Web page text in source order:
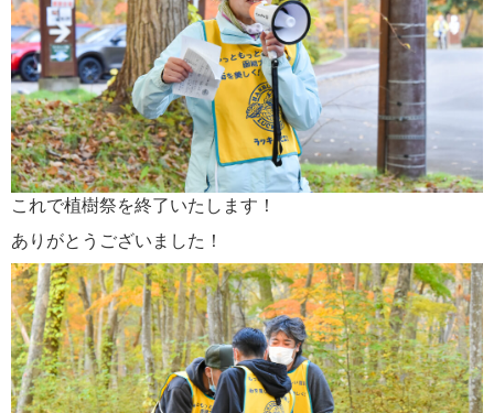
これで植樹祭を終了いたします！
ありがとうございました！